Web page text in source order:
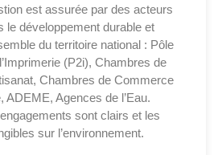
est assurée par des acteurs
le développement durable et
du territoire national : Pôle
(P2i), Chambres de
Chambres de Commerce
ADEME, Agences de l’Eau.
sont clairs et les
sur l’environnement.